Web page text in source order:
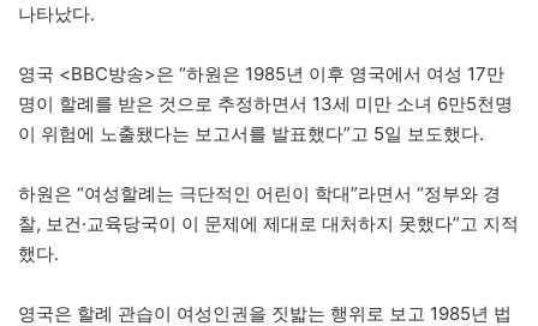
나타났다.
영국 <BBC방송>은 “하원은 1985년 이후 영국에서 여성 17만
명이 할례를 받은 것으로 추정하면서 13세 미만 소녀 6만5천명
이 위험에 노출됐다는 보고서를 발표했다”고 5일 보도했다.
하원은 “여성할례는 극단적인 어린이 학대”라면서 “정부와 경
찰, 보건·교육당국이 이 문제에 제대로 대처하지 못했다”고 지적
했다.
영국은 할례 관습이 여성인권을 짓밟는 행위로 보고 1985년 법